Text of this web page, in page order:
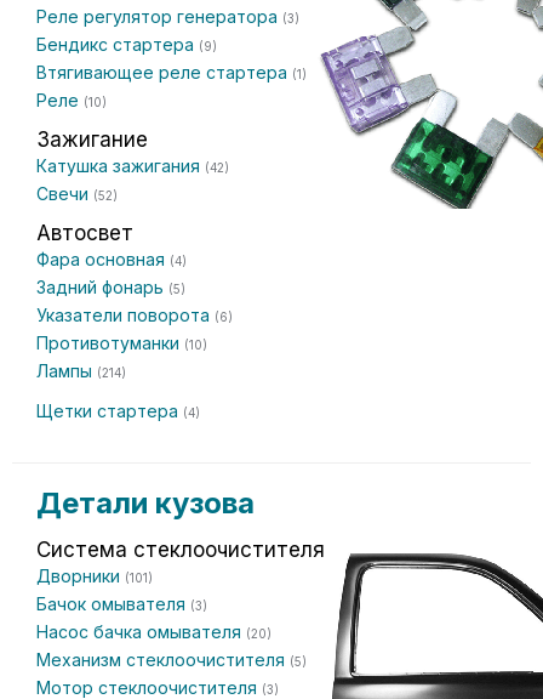
Реле регулятор генератора (3)
Бендикс стартера (9)
Втягивающее реле стартера (1)
Реле (10)
Зажигание
Катушка зажигания (42)
Свечи (52)
Автосвет
Фара основная (4)
Задний фонарь (5)
Указатели поворота (6)
Противотуманки (10)
Лампы (214)
Щетки стартера (4)
Детали кузова
Система стеклоочистителя
Дворники (101)
Бачок омывателя (3)
Насос бачка омывателя (20)
Механизм стеклоочистителя (5)
Мотор стеклоочистителя (3)